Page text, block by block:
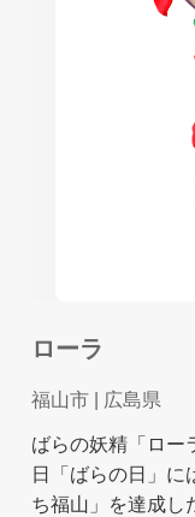
ローラ
福山市 | 広島県
ばらの妖精「ロー
日「ばらの日」に
ち福山」を達成し